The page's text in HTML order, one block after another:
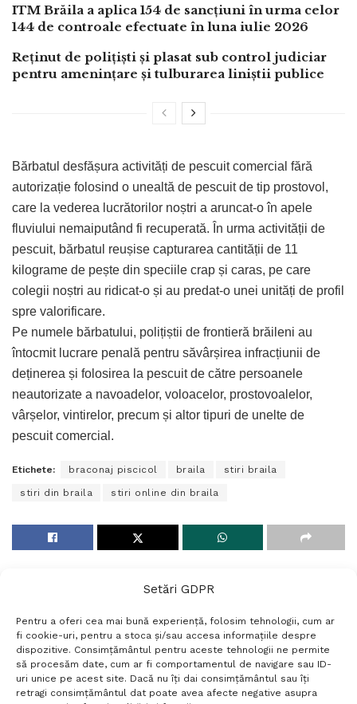
Setări GDPR
Pentru a oferi cea mai bună experiență, folosim tehnologii, cum ar
fi cookie-uri, pentru a stoca și/sau accesa informațiile despre
dispozitive. Consimțământul pentru aceste tehnologii ne permite
să procesăm date, cum ar fi comportamentul de navigare sau ID-
uri unice pe acest site. Dacă nu îți dai consimțământul sau îți
retragi consimțământul dat poate avea afecte negative asupra
ITM Brăila a aplica 154 de sancțiuni în urma celor
144 de controale efectuate în luna iulie 2026
Reținut de polițiști și plasat sub control judiciar
pentru amenințare și tulburarea liniștii publice
Bărbatul desfășura activități de pescuit comercial fără
autorizație folosind o unealtă de pescuit de tip prostovol,
care la vederea lucrătorilor noștri a aruncat-o în apele
fluviului nemaiputând fi recuperată. În urma activității de
pescuit, bărbatul reușise capturarea cantității de 11
kilograme de pește din speciile crap și caras, pe care
colegii noștri au ridicat-o și au predat-o unei unități de profil
spre valorificare.
Pe numele bărbatului, polițiștii de frontieră brăileni au
întocmit lucrare penală pentru săvârșirea infracțiunii de
deținerea și folosirea la pescuit de către persoanele
neautorizate a navoadelor, voloacelor, prostovoalelor,
vârșelor, vintirelor, precum și altor tipuri de unelte de
pescuit comercial.
Etichete: braconaj piscicol braila stiri braila
stiri din braila stiri online din braila
Termeni si conditii
Politică de confidențialitate